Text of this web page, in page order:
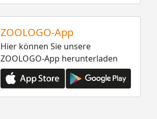
ZOOLOGO-App
Hier können Sie unsere
ZOOLOGO-App herunterladen